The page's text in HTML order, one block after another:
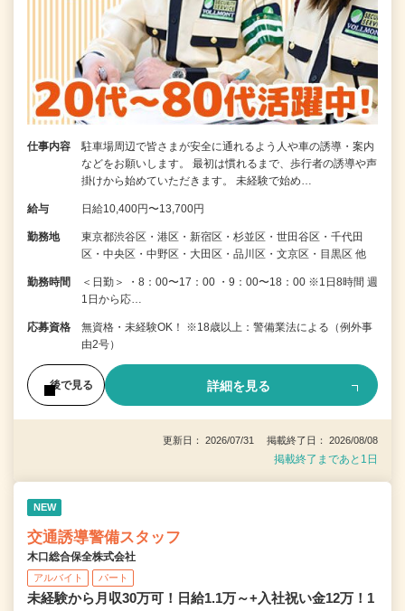
仕事内容
駐車場周辺で皆さまが安全に通れるよう人や車の誘導・案内
などをお願いします。 最初は慣れるまで、歩行者の誘導や声
掛けから始めていただきます。 未経験で始め…
給与 日給10,400円〜13,700円
勤務地
東京都渋谷区・港区・新宿区・杉並区・世田谷区・千代田
区・中央区・中野区・大田区・品川区・文京区・目黒区 他
勤務時間
＜日勤＞ ・8：00〜17：00 ・9：00〜18：00 ※1日8時間 週
1日から応…
応募資格
無資格・未経験OK！ ※18歳以上：警備業法による（例外事
由2号）
後で見る 詳細を見る
更新日： 2026/07/31 掲載終了日： 2026/08/08
掲載終了まであと1日
NEW
交通誘導警備スタッフ
木口総合保全株式会社
アルバイト パート
未経験から月収30万可！日給1.1万～+入社祝い金12万！1